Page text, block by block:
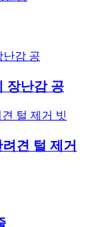
장난감 공
견 털 제거